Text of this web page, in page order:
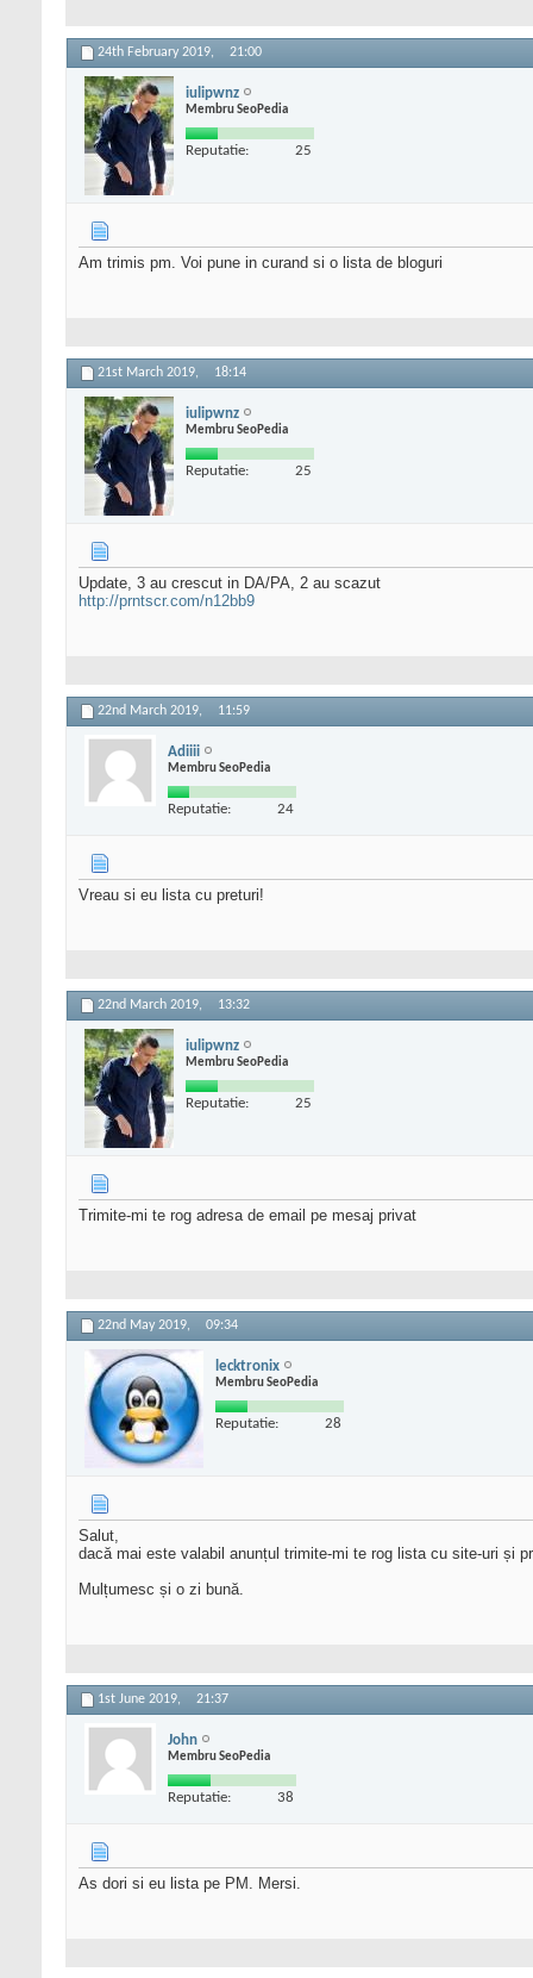
24th February 2019, 21:00
iulipwnz
Membru SeoPedia
Reputatie: 25
Am trimis pm. Voi pune in curand si o lista de bloguri
21st March 2019, 18:14
iulipwnz
Membru SeoPedia
Reputatie: 25
Update, 3 au crescut in DA/PA, 2 au scazut
http://prntscr.com/n12bb9
22nd March 2019, 11:59
Adiiii
Membru SeoPedia
Reputatie: 24
Vreau si eu lista cu preturi!
22nd March 2019, 13:32
iulipwnz
Membru SeoPedia
Reputatie: 25
Trimite-mi te rog adresa de email pe mesaj privat
22nd May 2019, 09:34
lecktronix
Membru SeoPedia
Reputatie: 28
Salut,
dacă mai este valabil anunțul trimite-mi te rog lista cu site-uri și
Mulțumesc și o zi bună.
1st June 2019, 21:37
John
Membru SeoPedia
Reputatie: 38
As dori si eu lista pe PM. Mersi.